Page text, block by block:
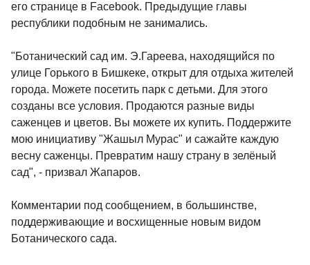
его странице в Facebook. Предыдущие главы
республики подобным не занимались.
"Ботанический сад им. Э.Гареева, находящийся по
улице Горького в Бишкеке, открыт для отдыха жителей
города. Можете посетить парк с детьми. Для этого
созданы все условия. Продаются разные виды
саженцев и цветов. Вы можете их купить. Поддержите
мою инициативу "Жашыл Мурас" и сажайте каждую
весну саженцы. Превратим нашу страну в зелёный
сад", - призвал Жапаров.
Комментарии под сообщением, в большинстве,
поддерживающие и восхищенные новым видом
Ботанического сада.